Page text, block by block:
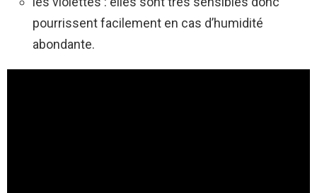
pourrissent facilement en cas d’humidité
abondante.